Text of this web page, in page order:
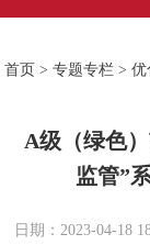
首页 >专题专栏 >优
A级（绿色
监管”
日期：2023-04-18